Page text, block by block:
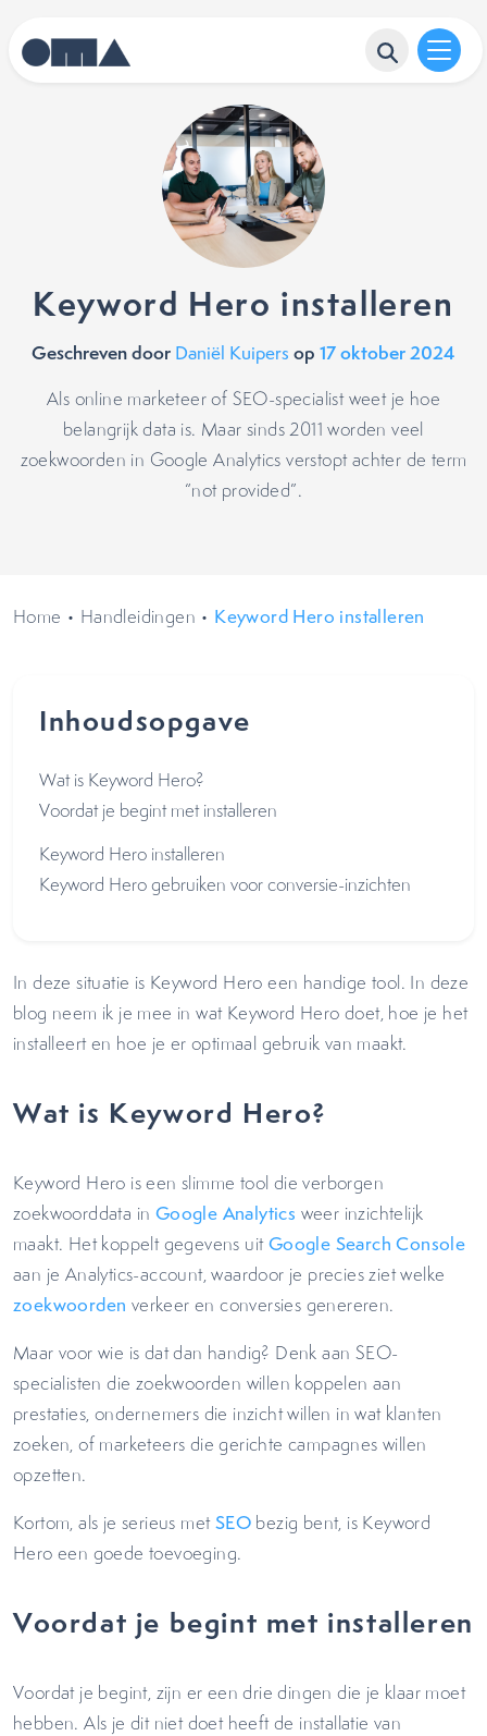
Keyword Hero installeren
Geschreven door Daniël Kuipers op 17 oktober 2024
Als online marketeer of SEO-specialist weet je hoe
belangrijk data is. Maar sinds 2011 worden veel
zoekwoorden in Google Analytics verstopt achter de term
“not provided”.
Home • Handleidingen • Keyword Hero installeren
Inhoudsopgave
Wat is Keyword Hero?
Voordat je begint met installeren
Keyword Hero installeren
Keyword Hero gebruiken voor conversie-inzichten
In deze situatie is Keyword Hero een handige tool. In deze
blog neem ik je mee in wat Keyword Hero doet, hoe je het
installeert en hoe je er optimaal gebruik van maakt.
Wat is Keyword Hero?
Keyword Hero is een slimme tool die verborgen
zoekwoorddata in Google Analytics weer inzichtelijk
maakt. Het koppelt gegevens uitGoogle Search Console
aan je Analytics-account, waardoor je precies ziet welke
zoekwoorden verkeer en conversies genereren.
Maar voor wie is dat dan handig? Denk aan SEO-
specialisten die zoekwoorden willen koppelen aan
prestaties, ondernemers die inzicht willen in wat klanten
zoeken, of marketeers die gerichte campagnes willen
opzetten.
Kortom, als je serieus metSEO bezig bent, is Keyword
Hero een goede toevoeging.
Voordat je begint met installeren
Voordat je begint, zijn er een drie dingen die je klaar moet
hebben. Als je dit niet doet heeft de installatie van